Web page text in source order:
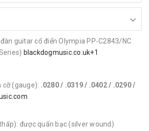
đàn guitar cổ điển Olympia PP‑C2843/NC
blackdogmusic.co.uk+1
cỡ (gauge): .0280 / .0319 / .0402 / .0290 /
được quấn bạc (silver wound)